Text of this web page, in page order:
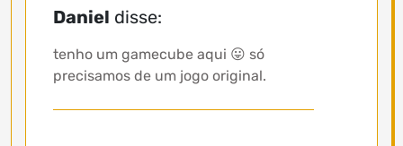
Daniel disse:
tenho um gamecube aqui 😛 só
precisamos de um jogo original.